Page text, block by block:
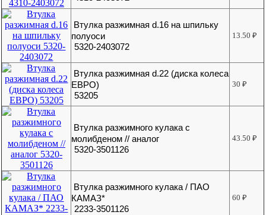
Втулка разжимная d.16 на шпильку
полуоси
5320-2403072
13.50₽
Втулка разжимная d.22 (диска колеса
ЕВРО)
53205
30₽
Втулка разжимного кулака с
молибденом // аналог
5320-3501126
43.50₽
Втулка разжимного кулака / ПАО
КАМАЗ*
2233-3501126
60₽